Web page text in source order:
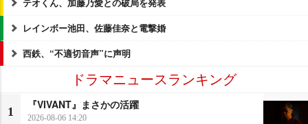
テオくん、加藤乃愛との破局を発表
レインボー池田、佐藤佳奈と電撃婚
西鉄、“不適切音声”に声明
ドラマニュースランキング
1
『VIVANT』まさかの活躍
2026-08-06 14:20